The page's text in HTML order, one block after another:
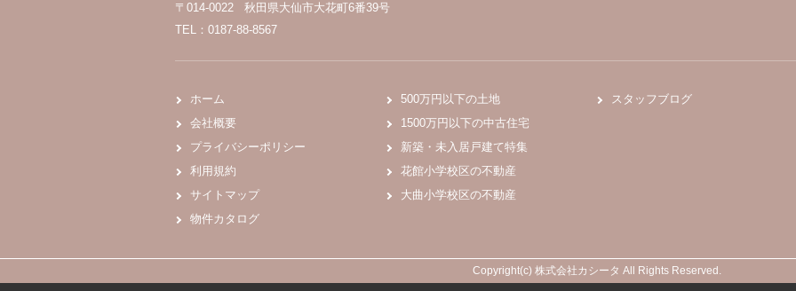
〒014-0022 秋田県大仙市大花町6番39号
TEL：0187-88-8567
ホーム
会社概要
プライバシーポリシー
利用規約
サイトマップ
物件カタログ
500万円以下の土地
1500万円以下の中古住宅
新築・未入居戸建て特集
花館小学校区の不動産
大曲小学校区の不動産
スタッフブログ
Copyright(c) 株式会社カシータ All Rights Reserved.